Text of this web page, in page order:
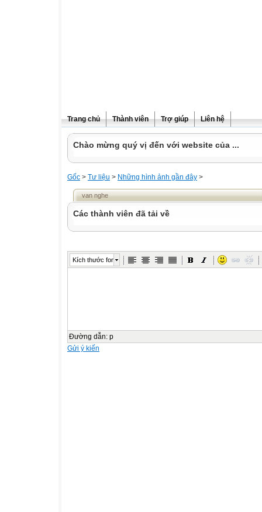
Trang chủ Thành viên Trợ giúp Liên hệ
Chào mừng quý vị đến với website của ...
Gốc > Tư liệu > Những hình ảnh gần đây >
van nghe
Các thành viên đã tải về
Kích thước font
Đường dẫn: p
Gửi ý kiến